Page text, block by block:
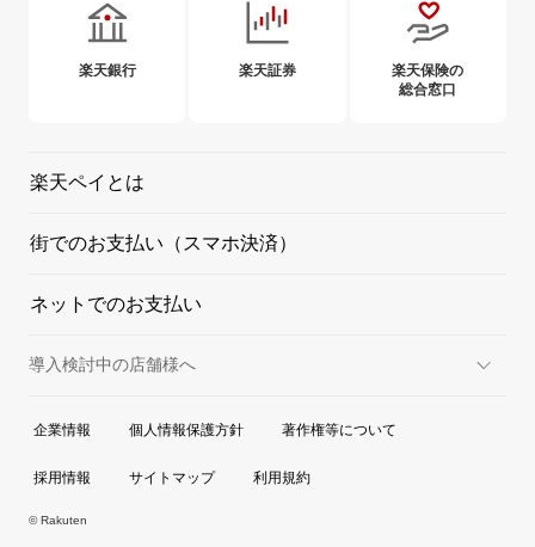
楽天銀行 楽天証券
楽天保険の
総合窓口
楽天ペイとは
街でのお支払い（スマホ決済）
ネットでのお支払い
導入検討中の店舗様へ
実店舗での決済
オンラインでの決済
企業情報 個人情報保護方針 著作権等について
採用情報 サイトマップ 利用規約
© Rakuten